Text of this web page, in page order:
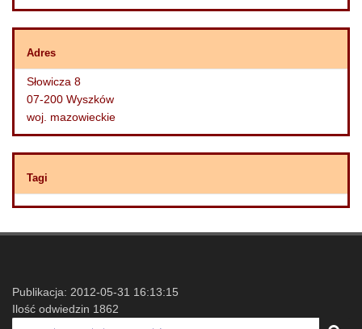
Adres
Słowicza 8
07-200 Wyszków
woj. mazowieckie
Tagi
Publikacja: 2012-05-31 16:13:15
Ilość odwiedzin 1862